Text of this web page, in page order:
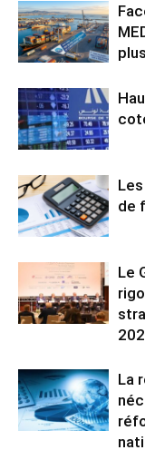
de
Le
La